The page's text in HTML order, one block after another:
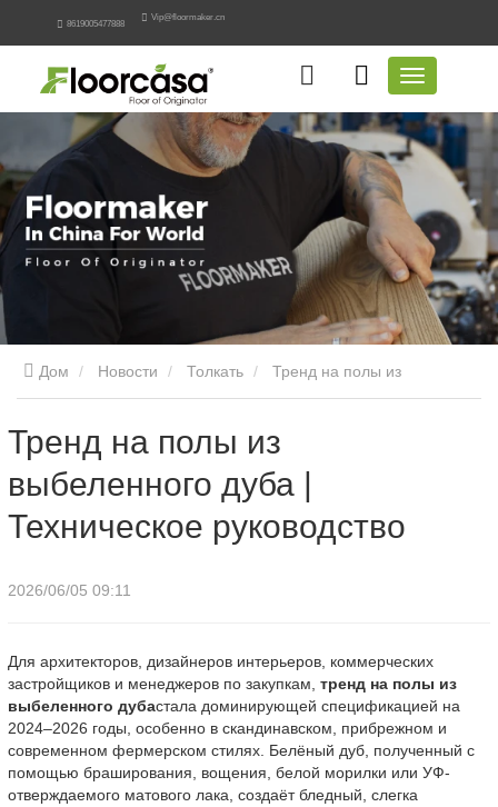
8619005477888
Vip@floormaker.cn
Дом Новости Толкать
Тренд на полы из
выбеленного дуба |
Техническое руководство
2026/06/05 09:11
Для архитекторов, дизайнеров интерьеров, коммерческих
застройщиков и менеджеров по закупкам, тренд на полы из
выбеленного дубастала доминирующей спецификацией на
2024–2026 годы, особенно в скандинавском, прибрежном и
современном фермерском стилях. Белёный дуб, полученный с
помощью браширования, вощения, белой морилки или УФ-
отверждаемого матового лака, создаёт бледный, слегка